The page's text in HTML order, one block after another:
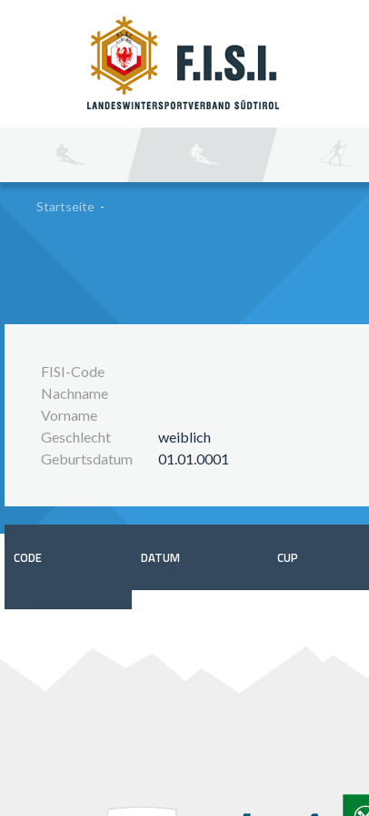
Startseite -
FISI-Code
Nachname
Vorname
Geschlecht
weiblich
Geburtsdatum
01.01.0001
CODE DATUM CUP